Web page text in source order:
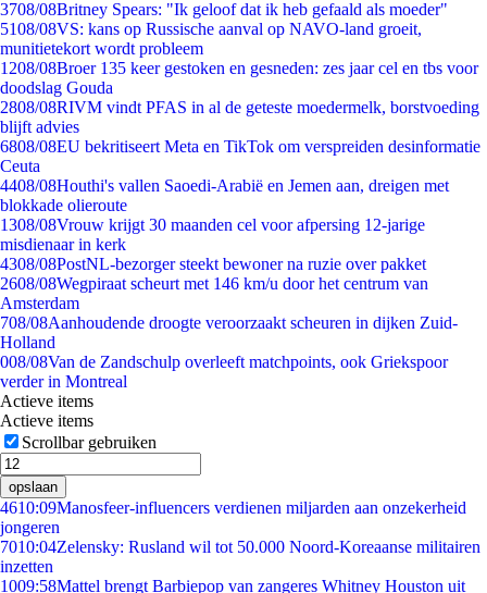
3708/08Britney Spears: "Ik geloof dat ik heb gefaald als moeder"
5108/08VS: kans op Russische aanval op NAVO-land groeit,
munitietekort wordt probleem
1208/08Broer 135 keer gestoken en gesneden: zes jaar cel en tbs voor
doodslag Gouda
2808/08RIVM vindt PFAS in al de geteste moedermelk, borstvoeding
blijft advies
6808/08EU bekritiseert Meta en TikTok om verspreiden desinformatie
Ceuta
4408/08Houthi's vallen Saoedi-Arabië en Jemen aan, dreigen met
blokkade olieroute
1308/08Vrouw krijgt 30 maanden cel voor afpersing 12-jarige
misdienaar in kerk
4308/08PostNL-bezorger steekt bewoner na ruzie over pakket
2608/08Wegpiraat scheurt met 146 km/u door het centrum van
Amsterdam
708/08Aanhoudende droogte veroorzaakt scheuren in dijken Zuid-
Holland
008/08Van de Zandschulp overleeft matchpoints, ook Griekspoor
verder in Montreal
Actieve items
Actieve items
Scrollbar gebruiken
opslaan
4610:09Manosfeer-influencers verdienen miljarden aan onzekerheid
jongeren
7010:04Zelensky: Rusland wil tot 50.000 Noord-Koreaanse militairen
inzetten
1009:58Mattel brengt Barbiepop van zangeres Whitney Houston uit